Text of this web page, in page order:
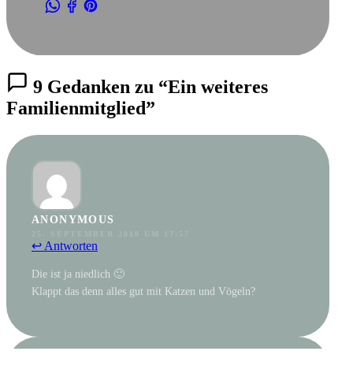
9 Gedanken zu “Ein weiteres
Familienmitglied”
ANONYMOUS
↩ Antworten
Die ist ja niedlich 🙂
Klappt das denn alles gut mit Katzen und Vögeln?